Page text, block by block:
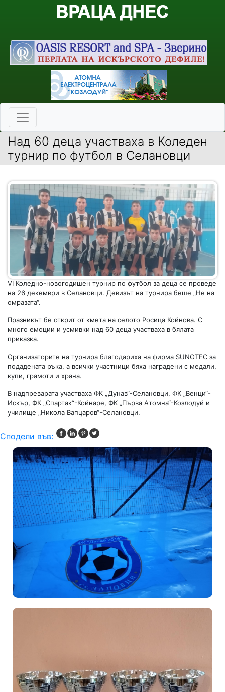
Над 60 деца участваха в Коледен
турнир по футбол в Селановци
VI Коледно-новогодишен турнир по футбол за деца се проведе
на 26 декември в Селановци. Девизът на турнира беше „Не на
омразата“.
Празникът бе открит от кмета на селото Росица Койнова. С
много емоции и усмивки над 60 деца участваха в бялата
приказка.
Организаторите на турнира благодариха на фирма SUNOTEC за
подадената ръка, а всички участници бяха наградени с медали,
купи, грамоти и храна.
В надпреварата участваха ФК „Дунав“-Селановци, ФК „Венци“-
Искър, ФК „Спартак“-Койнаре, ФК „Първа Атомна“-Козлодуй и
училище „Никола Вапцаров“-Селановци.
Сподели във: